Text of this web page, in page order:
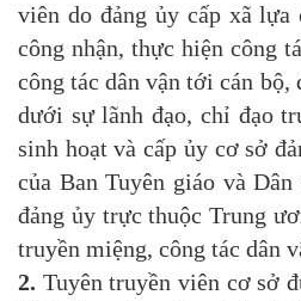
viên do đảng ủy cấp xã lựa
công nhận, thực hiện công
công tác dân vận tới cán bộ,
dưới sự lãnh đạo, chỉ đạo
sinh hoạt và cấp ủy cơ sở
của Ban Tuyên giáo và
đảng ủy trực thuộc Trung
truyền miệng, công tác dân
2. Tuyên truyền viên cơ sở